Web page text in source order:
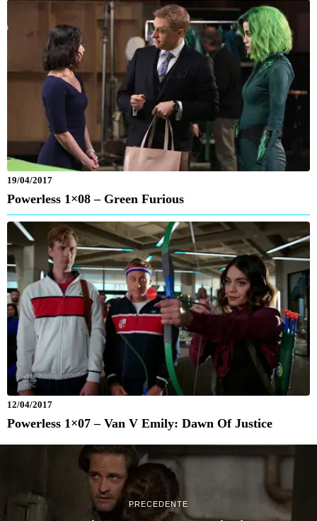
19/04/2017
Powerless 1×08 – Green Furious
12/04/2017
Powerless 1×07 – Van V Emily: Dawn Of Justice
PRECEDENTE